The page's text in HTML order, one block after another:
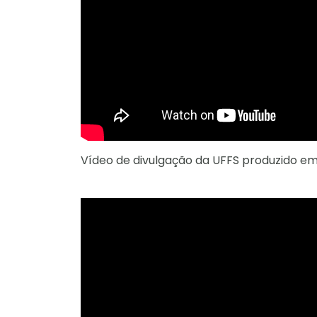
Vídeo de divulgação da UFFS produzido